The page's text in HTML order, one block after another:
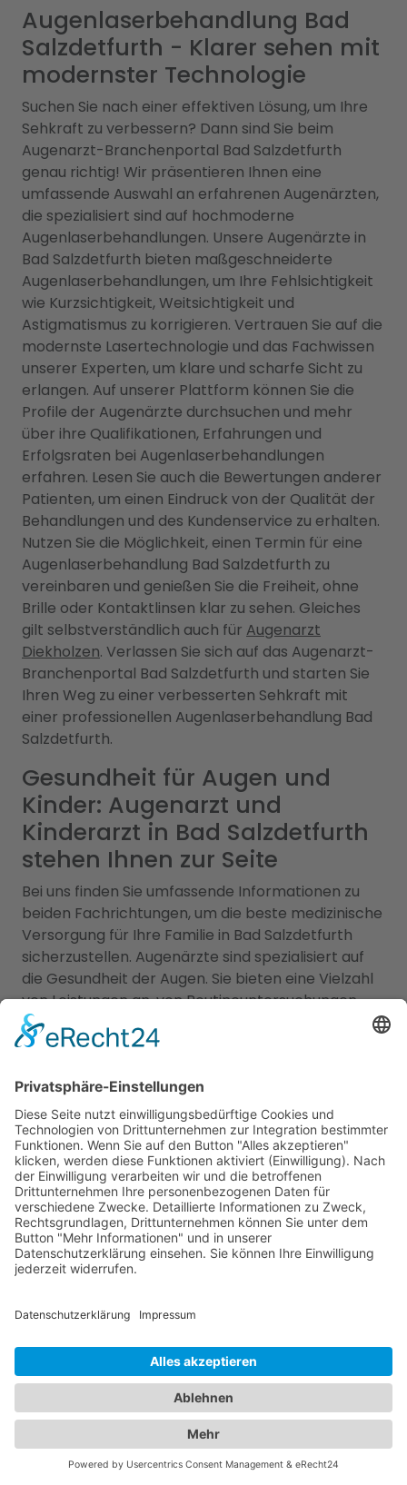
Augenlaserbehandlung Bad
Salzdetfurth - Klarer sehen mit
modernster Technologie
Suchen Sie nach einer effektiven Lösung, um Ihre
Sehkraft zu verbessern? Dann sind Sie beim
Augenarzt-Branchenportal Bad Salzdetfurth
genau richtig! Wir präsentieren Ihnen eine
umfassende Auswahl an erfahrenen Augenärzten,
die spezialisiert sind auf hochmoderne
Augenlaserbehandlungen. Unsere Augenärzte in
Bad Salzdetfurth bieten maßgeschneiderte
Augenlaserbehandlungen, um Ihre Fehlsichtigkeit
wie Kurzsichtigkeit, Weitsichtigkeit und
Astigmatismus zu korrigieren. Vertrauen Sie auf die
modernste Lasertechnologie und das Fachwissen
unserer Experten, um klare und scharfe Sicht zu
erlangen. Auf unserer Plattform können Sie die
Profile der Augenärzte durchsuchen und mehr
über ihre Qualifikationen, Erfahrungen und
Erfolgsraten bei Augenlaserbehandlungen
erfahren. Lesen Sie auch die Bewertungen anderer
Patienten, um einen Eindruck von der Qualität der
Behandlungen und des Kundenservice zu erhalten.
Nutzen Sie die Möglichkeit, einen Termin für eine
Augenlaserbehandlung Bad Salzdetfurth zu
vereinbaren und genießen Sie die Freiheit, ohne
Brille oder Kontaktlinsen klar zu sehen. Gleiches
gilt selbstverständlich auch für Augenarzt
Diekholzen. Verlassen Sie sich auf das Augenarzt-
Branchenportal Bad Salzdetfurth und starten Sie
Ihren Weg zu einer verbesserten Sehkraft mit
einer professionellen Augenlaserbehandlung Bad
Salzdetfurth.
Gesundheit für Augen und
Kinder: Augenarzt und
Kinderarzt in Bad Salzdetfurth
stehen Ihnen zur Seite
Bei uns finden Sie umfassende Informationen zu
beiden Fachrichtungen, um die beste medizinische
Versorgung für Ihre Familie in Bad Salzdetfurth
sicherzustellen. Augenärzte sind spezialisiert auf
die Gesundheit der Augen. Sie bieten eine Vielzahl
von Leistungen an, von Routineuntersuchungen
über die Behandlung von Augenerkrankungen bis
hin zu operativen Eingriffen wie der
Region sind hochqualifiziert und verfügen über
modernste Technologie, um eine präzise Diagnose
und individuelle Behandlung für Ihre
Augenprobleme zu gewährleisten. EinKinderarzt
Bad Salzdetfurthhingegen sind darauf spezialisiert,
die Gesundheit und das Wohlbefinden von Kindern
zu betreuen. Sie bieten umfassende
Vorsorgeuntersuchungen, Impfungen, Behandlung
von akuten und chronischen Erkrankungen sowie
medizinischen Bereichen an. Unsere Kinderärzte
Bad Salzdetfurth sind einfühlsam, kinderfreundlich
und haben langjährige Erfahrung in der Betreuung
von Kindern aller Altersgruppen. Unser
Branchenportal bietet Ihnen detaillierte
Informationen zu Augenärzten und Kinderärzten in
Ihrer Region. Sie können Profile einsehen,
Qualifikationen, Spezialisierungen, Öffnungszeiten